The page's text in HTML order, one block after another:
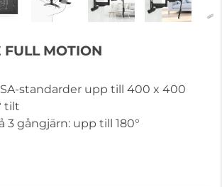
FULL MOTION
standarder upp till 400 x 400
tilt
3 gångjärn: upp till 180°